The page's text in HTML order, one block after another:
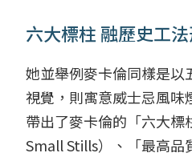
六大標柱 融歷史工
她並舉例麥卡倫同樣是
視覺，則寓意威士忌風
帶出了麥卡倫的「六大
Small Stills）、「最高品